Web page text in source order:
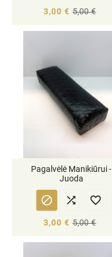
3,00 € 5,00 €
Pagalvėlė Manikiūrui -
Juoda
  
3,00 € 5,00 €